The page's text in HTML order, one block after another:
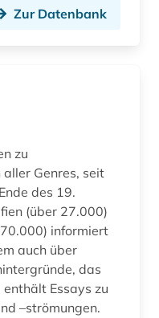
Zur Datenbank
zu
Genres, seit
des 19.
(über 27.000)
informiert
auch über
das
Essays zu
–strömungen.